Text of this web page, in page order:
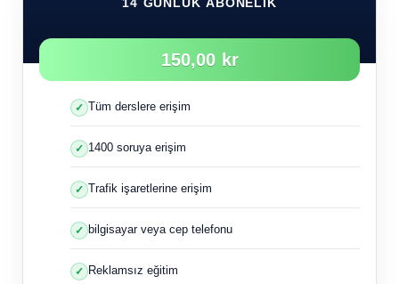
150,00 kr
Tüm derslere erişim
1400 soruya erişim
Trafik işaretlerine erişim
bilgisayar veya cep telefonu
Reklamsız eğitim